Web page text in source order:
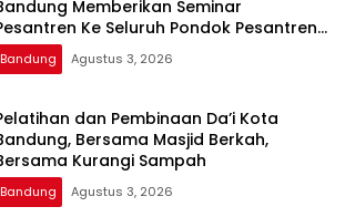
Memberikan Seminar
Ke Seluruh Pondok Pesantren
Kota Bandung
Bandung Agustus 3, 2026
dan Pembinaan Da’i Kota
Bersama Masjid Berkah,
Kurangi Sampah
Bandung Agustus 3, 2026